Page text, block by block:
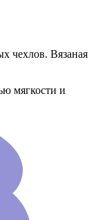
чехлов. Вязаная
мягкости и